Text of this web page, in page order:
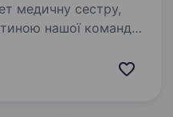
медичну сестру,
нашої команди.
пацієнтів.